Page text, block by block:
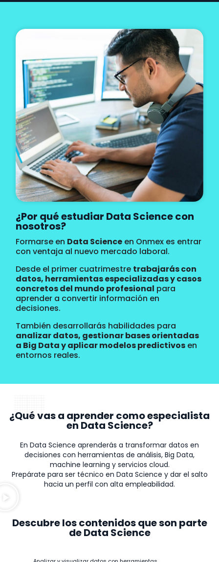
¿Por qué estudiar Data Science con
nosotros?
Formarse en Data Science en Onmex es entrar
con ventaja al nuevo mercado laboral.
Desde el primer cuatrimestre trabajarás con
datos, herramientas especializadas y casos
concretos del mundo profesional para
aprender a convertir información en
decisiones.
También desarrollarás habilidades para
analizar datos, gestionar bases orientadas
a Big Data y aplicar modelos predictivos en
entornos reales.
¿Qué vas a aprender como especialista
en Data Science?
En Data Science aprenderás a transformar datos en
decisiones con herramientas de análisis, Big Data,
machine learning y servicios cloud.
Prepárate para ser técnico en Data Science y dar el salto
hacia un perfil con alta empleabilidad.
Descubre los contenidos que son parte
de Data Science